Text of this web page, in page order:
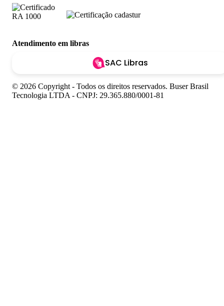
Atendimento em libras
SAC Libras
© 2026 Copyright - Todos os direitos reservados. Buser Brasil
Tecnologia LTDA - CNPJ: 29.365.880/0001-81